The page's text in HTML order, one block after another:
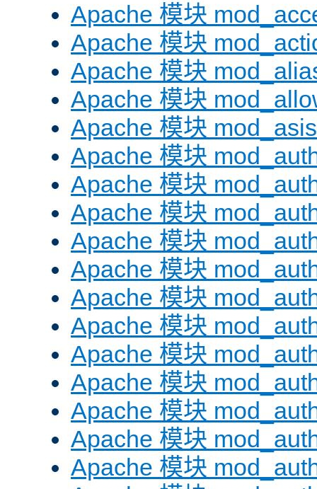
Apache 模块
Apache 模块
Apache 模块
Apache 模块
Apache 模块 mod_asis
Apache 模块
Apache 模块
Apache 模块
Apache 模块
Apache 模块
Apache 模块
Apache 模块
Apache 模块
Apache 模块
Apache 模块
Apache 模块
Apache 模块